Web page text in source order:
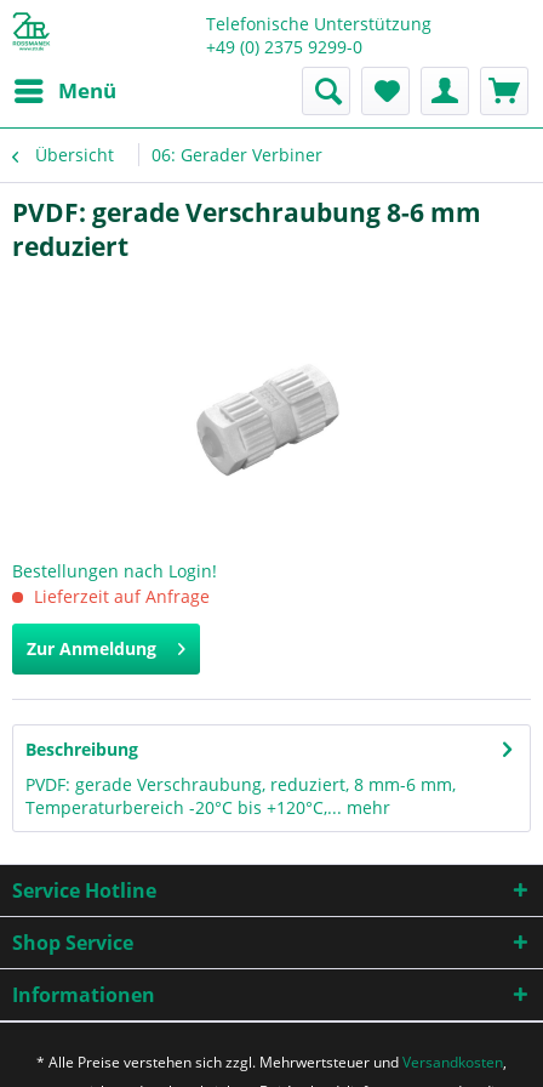
Telefonische Unterstützung
+49 (0) 2375 9299-0
Menü
Übersicht 06: Gerader Verbiner
PVDF: gerade Verschraubung 8-6 mm
reduziert
Bestellungen nach Login!
Lieferzeit auf Anfrage
Zur Anmeldung
Beschreibung
PVDF: gerade Verschraubung, reduziert, 8 mm-6 mm,
Temperaturbereich -20°C bis +120°C,... mehr
Service Hotline
Shop Service
Informationen
* Alle Preise verstehen sich zzgl. Mehrwertsteuer undVersandkosten,